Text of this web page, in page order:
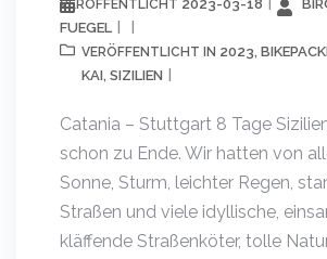
VERÖFFENTLICHT 2023-03-18
FUEGEL
VERÖFFENTLICHT IN 2023,
KAI, SIZILIEN
Catania – Stuttgart 8 Tage
schon zu Ende. Wir hatten von
Sonne, Sturm, leichter Regen,
Straßen und viele idyllische,
kläffende Straßenköter, tolle